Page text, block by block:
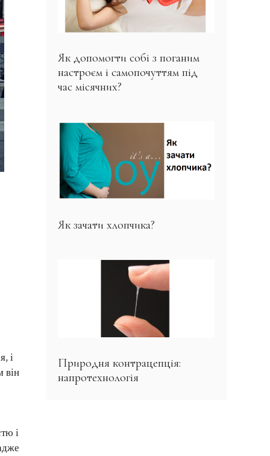
і
він
і
Як допомогти собі з поганим
настроєм і самопочуттям під
час місячних?
Як зачати хлопчика?
Природня контрацепція:
напротехнологія